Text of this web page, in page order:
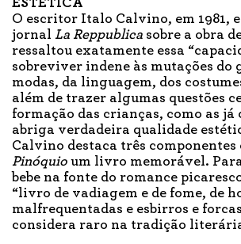
ESTÉTICA
O escritor Italo Calvino, em 1981,
jornal La Reppublica sobre a obra
ressaltou exatamente essa
sobreviver indene às mutações do
modas, da linguagem, dos
além de trazer algumas questões
formação das crianças, como as
abriga verdadeira qualidade
Calvino destaca três componentes
Pinóquio um livro memorável.
bebe na fonte do romance
“livro de vadiagem e de fome, de
malfrequentadas e esbirros e
considera raro na tradição